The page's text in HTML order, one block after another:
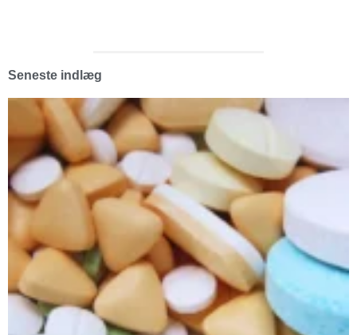
Seneste indlæg